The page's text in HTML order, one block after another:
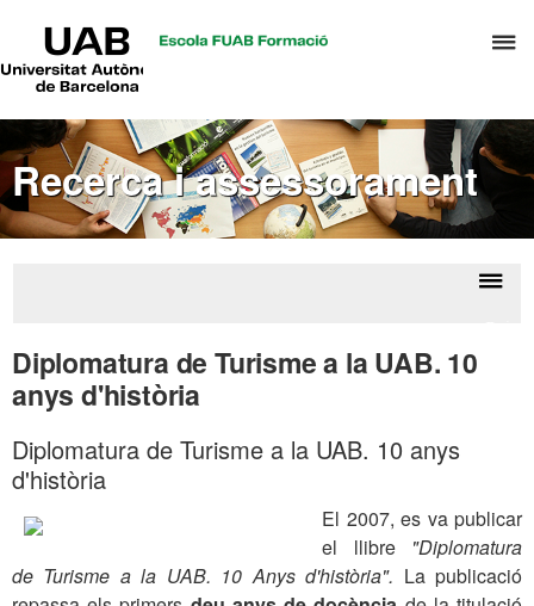
el
Universitat
Barcelona
Recerca i assessorament
Diplomatura de Turisme a la UAB. 10
anys d'història
Diplomatura de Turisme a la UAB. 10 anys
d'història
El 2007, es va publicar
el llibre "Diplomatura
de Turisme a la UAB. 10 Anys d'història". La publicació